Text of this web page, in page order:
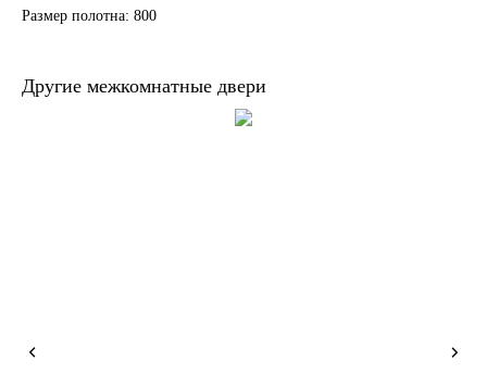
Размер полотна: 800
Другие межкомнатные двери